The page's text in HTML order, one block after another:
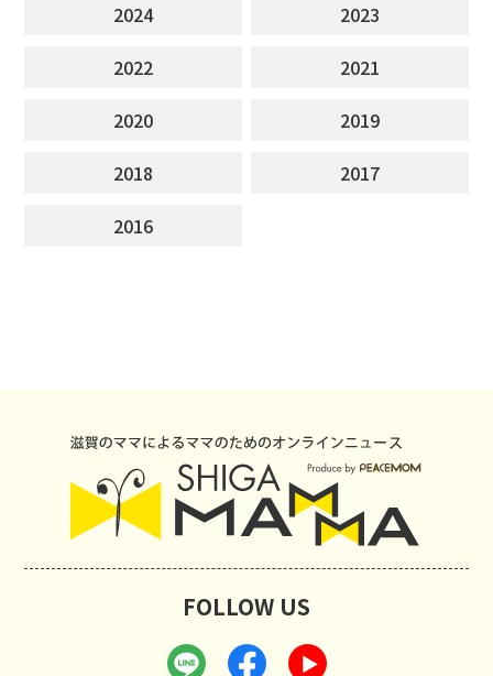
2024
2023
2022
2021
2020
2019
2018
2017
2016
FOLLOW US